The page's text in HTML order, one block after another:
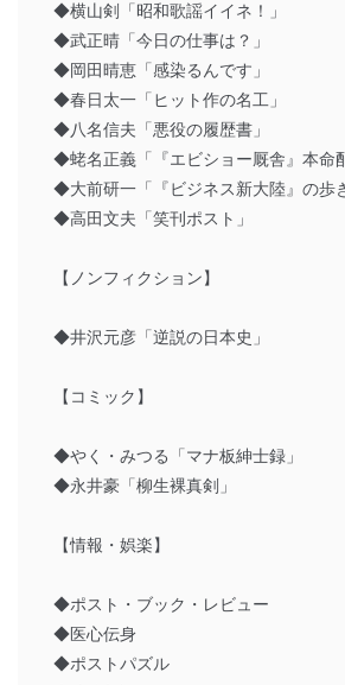
◆横山剣「昭和歌謡イイネ！」
◆武正晴「今日の仕事は？」
◆岡田晴恵「感染るんです」
◆春日太一「ヒット作の名工」
◆八名信夫「悪役の履歴書」
◆蛯名正義「『エビショー厩舎』本命
◆大前研一「『ビジネス新大陸』の歩
◆高田文夫「笑刊ポスト」
【ノンフィクション】
◆井沢元彦「逆説の日本史」
【コミック】
◆やく・みつる「マナ板紳士録」
◆永井豪「柳生裸真剣」
【情報・娯楽】
◆ポスト・ブック・レビュー
◆医心伝身
◆ポストパズル